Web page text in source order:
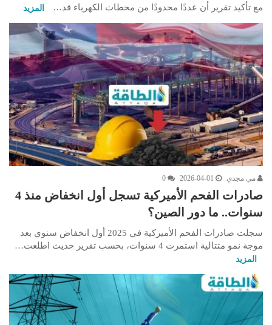
مع تأكيد تقرير أن عددًا محدودًا من محطات الكهرباء قد…
المزيد
مي مجدي 2026-04-01
0
صادرات الفحم الأميركية تسجل أول انخفاض منذ 4
سنوات.. ما دور الصين؟
سجلت صادرات الفحم الأميركية في 2025 أول انخفاض سنوي بعد
موجة نمو متتالية استمرت 4 سنوات، بحسب تقرير حديث اطلعت…
المزيد